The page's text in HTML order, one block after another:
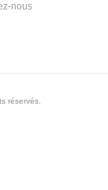
nous
réservés.